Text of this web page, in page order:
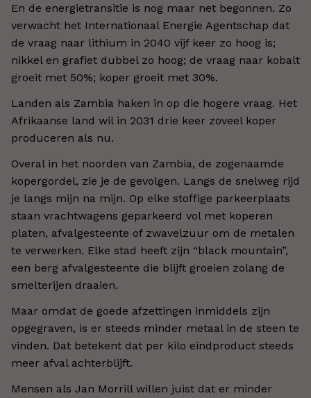
En de energietransitie is nog maar net begonnen. Zo
verwacht het Internationaal Energie Agentschap dat
de vraag naar lithium in 2040 vijf keer zo hoog is;
nikkel en grafiet dubbel zo hoog; de vraag naar kobalt
groeit met 50%; koper groeit met 30%.
Landen als Zambia haken in op die hogere vraag. Het
Afrikaanse land wil in 2031 drie keer zoveel koper
produceren als nu.
Overal in het noorden van Zambia, de zogenaamde
kopergordel, zie je de gevolgen. Langs de snelweg rijd
je langs mijn na mijn. Op elke stoffige parkeerplaats
staan vrachtwagens geparkeerd vol met koperen
platen, afvalgesteente of zwavelzuur om de metalen
te verwerken. Elke stad heeft zijn “black mountain”,
een berg afvalgesteente die blijft groeien zolang de
smelterijen draaien.
Maar omdat de goede afzettingen inmiddels zijn
opgegraven, is er steeds minder metaal in de steen te
vinden. Dat betekent dat per kilo eindproduct steeds
meer afval achterblijft.
Mensen als Jan Morrill willen juist dat er minder